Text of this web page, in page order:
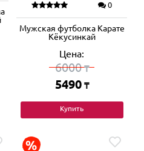
0
Мужская футболка Карате
Кёкусинкай
Цена:
6000₸
5490 ₸
Купить